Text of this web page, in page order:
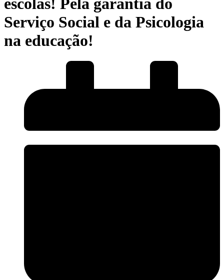
escolas! Pela garantia do
Serviço Social e da Psicologia
na educação!